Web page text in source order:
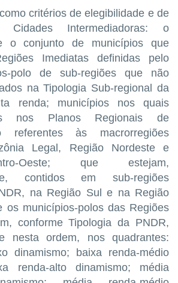
critérios de elegibilidade e de
Cidades Intermediadoras: o
o conjunto de municípios que
Imediatas definidas pelo
polo de sub-regiões que não
na Tipologia Sub-regional da
renda; municípios nos quais
nos Planos Regionais de
referentes às macrorregiões
Legal, Região Nordeste e
Oeste; que estejam,
contidos em sub-regiões
na Região Sul e na Região
os municípios-polos das Regiões
conforme Tipologia da PNDR,
nesta ordem, nos quadrantes:
dinamismo; baixa renda-médio
renda-alto dinamismo; média